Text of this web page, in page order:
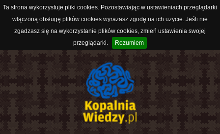
Ta strona wykorzystuje pliki cookies. Pozostawiając w ustawieniach przeglądarki
włączoną obsługę plików cookies wyrażasz zgodę na ich użycie. Jeśli nie
zgadzasz się na wykorzystanie plików cookies, zmień ustawienia swojej
przeglądarki.
Rozumiem